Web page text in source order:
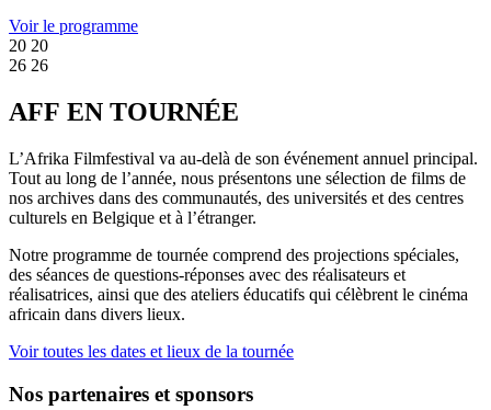
Voir le programme
20 20
26 26
AFF EN TOURNÉE
L’Afrika Filmfestival va au-delà de son événement annuel principal.
Tout au long de l’année, nous présentons une sélection de films de
nos archives dans des communautés, des universités et des centres
culturels en Belgique et à l’étranger.
Notre programme de tournée comprend des projections spéciales,
des séances de questions-réponses avec des réalisateurs et
réalisatrices, ainsi que des ateliers éducatifs qui célèbrent le cinéma
africain dans divers lieux.
Voir toutes les dates et lieux de la tournée
Nos partenaires et sponsors